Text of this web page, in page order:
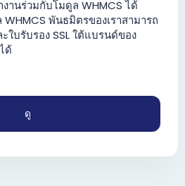
านร่วมกับโมดูล WHMCS ได้
พันธมิตรของเราสามารถ
บรับรอง SSL ใต้แบรนด์ของ
ด้
ดู